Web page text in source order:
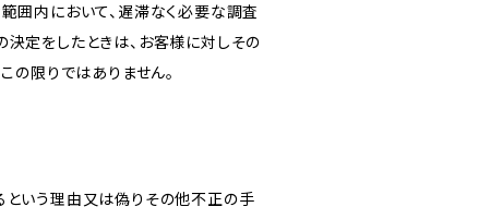
囲内において、遅滞なく必要な調査
定をしたときは、お客様に対しその
の限りではありません。
という理由又は偽りその他不正の手